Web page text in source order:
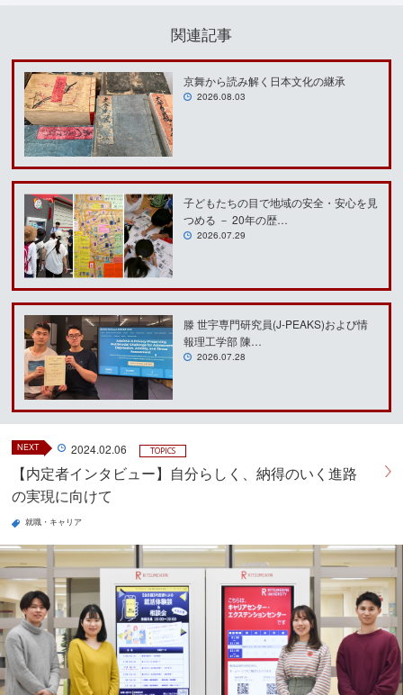
関連記事
京舞から読み解く日本文化の継承
2026.08.03
子どもたちの目で地域の安全・安心を見
つめる － 20年の歴…
2026.07.29
滕 世宇専門研究員(J-PEAKS)および情
報理工学部 陳…
2026.07.28
NEXT 2024.02.06 TOPICS
【内定者インタビュー】自分らしく、納得のいく進路
の実現に向けて
就職・キャリア